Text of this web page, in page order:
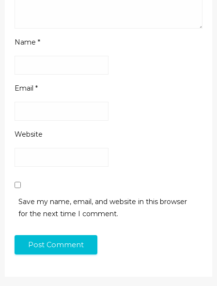
Name *
Email *
Website
Save my name, email, and website in this browser
for the next time I comment.